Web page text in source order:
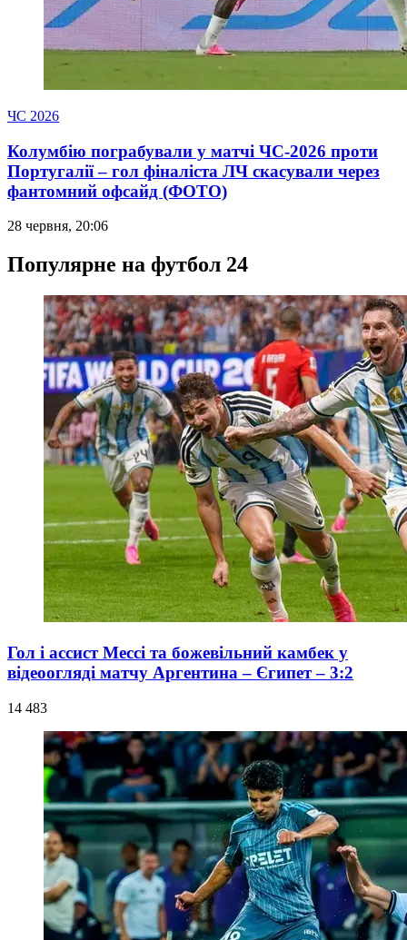
ЧС 2026
Колумбію пограбували у матчі ЧС-2026 проти
Португалії – гол фіналіста ЛЧ скасували через
фантомний офсайд (ФОТО)
28 червня, 20:06
Популярне на футбол 24
Гол і ассист Мессі та божевільний камбек у
відеоогляді матчу Аргентина – Єгипет – 3:2
14 483